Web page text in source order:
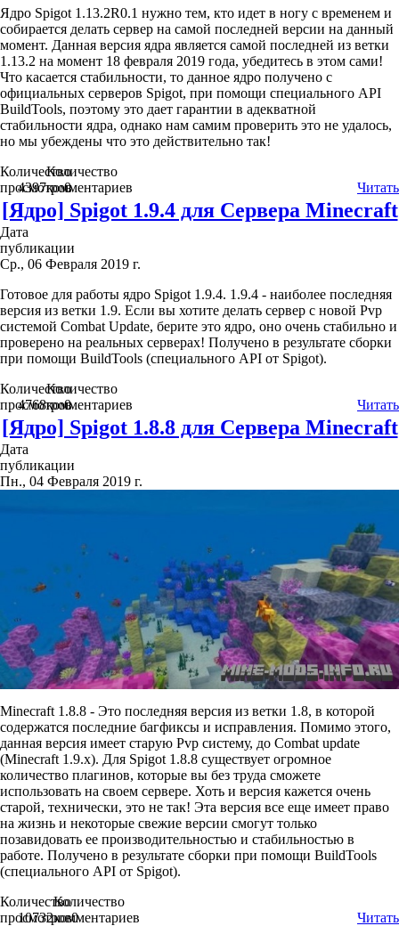
Ядро Spigot 1.13.2R0.1 нужно тем, кто идет в ногу с временем и
собирается делать сервер на самой последней версии на данный
момент. Данная версия ядра является самой последней из ветки
1.13.2 на момент 18 февраля 2019 года, убедитесь в этом сами!
Что касается стабильности, то данное ядро получено с
официальных серверов Spigot, при помощи специального API
BuildTools, поэтому это дает гарантии в адекватной
стабильности ядра, однако нам самим проверить это не удалось,
но мы убеждены что это действительно так!
Количество
просмотров
4397
Количество
комментариев
0 Читать
[Ядро] Spigot 1.9.4 для Сервера Minecraft
Дата
публикации
Ср., 06 Февраля 2019 г.
Готовое для работы ядро Spigot 1.9.4. 1.9.4 - наиболее последняя
версия из ветки 1.9. Если вы хотите делать сервер с новой Pvp
системой Combat Update, берите это ядро, оно очень стабильно и
проверено на реальных серверах! Получено в результате сборки
при помощи BuildTools (специального API от Spigot).
Количество
просмотров
4768
Количество
комментариев
0 Читать
[Ядро] Spigot 1.8.8 для Сервера Minecraft
Дата
публикации
Пн., 04 Февраля 2019 г.
Minecraft 1.8.8 - Это последняя версия из ветки 1.8, в которой
содержатся последние багфиксы и исправления. Помимо этого,
данная версия имеет старую Pvp систему, до Combat update
(Minecraft 1.9.x). Для Spigot 1.8.8 существует огромное
количество плагинов, которые вы без труда сможете
использовать на своем сервере. Хоть и версия кажется очень
старой, технически, это не так! Эта версия все еще имеет право
на жизнь и некоторые свежие версии смогут только
позавидовать ее производительностью и стабильностью в
работе. Получено в результате сборки при помощи BuildTools
(специального API от Spigot).
Количество
просмотров
10732
Количество
комментариев
0 Читать